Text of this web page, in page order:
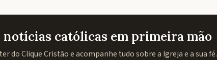
notícias católicas em primeira mão
do Clique Cristão e acompanhe tudo sobre a Igreja e a sua fé.